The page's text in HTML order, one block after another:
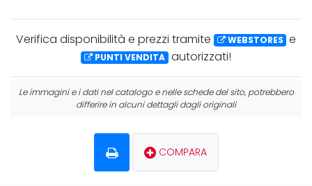
Verifica disponibilità e prezzi tramite WEBSTORES e
PUNTI VENDITA autorizzati!
Le immagini e i dati nel catalogo e nelle schede del sito, potrebbero
differire in alcuni dettagli dagli originali
COMPARA